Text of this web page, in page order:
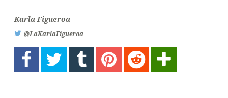
Karla Figueroa
@LaKarlaFigueroa